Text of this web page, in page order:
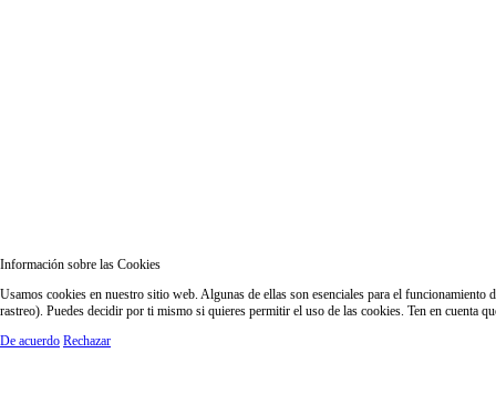
Información sobre las Cookies
Usamos cookies en nuestro sitio web. Algunas de ellas son esenciales para el
rastreo). Puedes decidir por ti mismo si quieres permitir el uso de las cookies. Ten en cuenta
De acuerdo Rechazar